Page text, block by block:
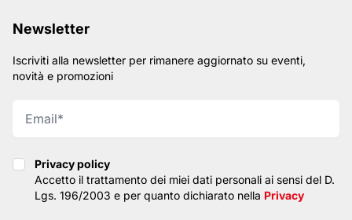
Newsletter
Iscriviti alla newsletter per rimanere aggiornato su eventi,
novità e promozioni
Privacy policy
Privacy policy
Accetto il trattamento dei miei dati personali ai sensi del D.
Lgs. 196/2003 e per quanto dichiarato nella Privacy